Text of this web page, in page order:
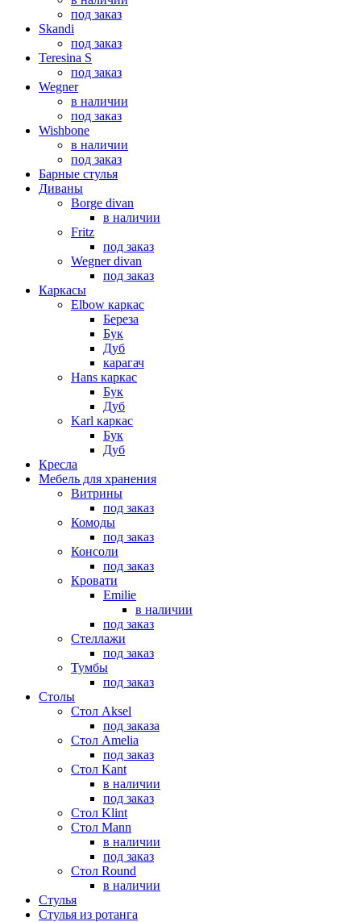
под заказ
Skandi
под заказ
Teresina S
под заказ
Wegner
в наличии
под заказ
Wishbone
в наличии
под заказ
Барные стулья
Диваны
Borge divan
в наличии
Fritz
под заказ
Wegner divan
под заказ
Каркасы
Elbow каркас
Береза
Бук
Дуб
карагач
Hans каркас
Бук
Дуб
Karl каркас
Бук
Дуб
Кресла
Мебель для хранения
Витрины
под заказ
Комоды
под заказ
Консоли
под заказ
Кровати
Emilie
в наличии
под заказ
Стеллажи
под заказ
Тумбы
под заказ
Столы
Стол Aksel
под заказа
Стол Amelia
под заказ
Стол Kant
в наличии
под заказ
Стол Klint
Стол Mann
в наличии
под заказ
Стол Round
в наличии
Стулья
Стулья из ротанга